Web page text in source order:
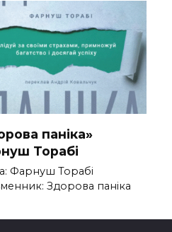
паніка»
Торабі
Фарнуш Торабі
Здорова паніка